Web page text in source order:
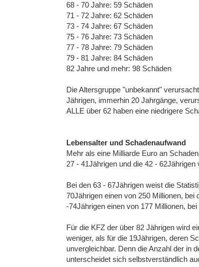
68 - 70 Jahre: 59 Schäden
71 - 72 Jahre: 62 Schäden
73 - 74 Jahre: 67 Schäden
75 - 76 Jahre: 73 Schäden
77 - 78 Jahre: 79 Schäden
79 - 81 Jahre: 84 Schäden
82 Jahre und mehr: 98 Schäden
Die Altersgruppe "unbekannt"
Jährigen, immerhin 20 Jahrgänge,
ALLE über 62 haben eine niedrigere
Lebensalter und Schadenaufwand
Mehr als eine Milliarde Euro an
27 - 41Jährigen und die 42 - 62Jährigen
Bei den 63 - 67Jährigen weist die
70Jährigen einen von 250 Millionen, bei
-74Jährigen einen von 177 Millionen,
Für die KFZ der über 82 Jährigen wird
weniger, als für die 19Jährigen, deren
unvergleichbar. Denn die Anzahl der in
unterscheidet sich selbstverständlich